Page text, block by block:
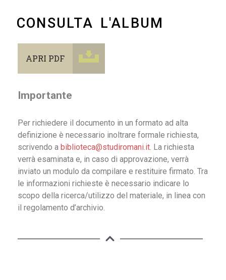
CONSULTA L'ALBUM
APRI PDF
Importante
Per richiedere il documento in un formato ad alta
definizione è necessario inoltrare formale richiesta,
scrivendo a biblioteca@studiromani.it. La richiesta
verrà esaminata e, in caso di approvazione, verrà
inviato un modulo da compilare e restituire firmato. Tra
le informazioni richieste è necessario indicare lo
scopo della ricerca/utilizzo del materiale, in linea con
il regolamento d’archivio.